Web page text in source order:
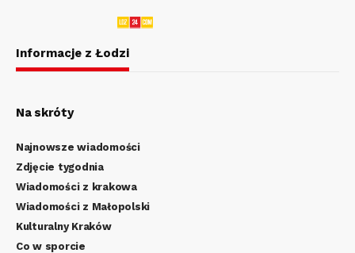
Informacje z Łodzi
Na skróty
Najnowsze wiadomości
Zdjęcie tygodnia
Wiadomości z krakowa
Wiadomości z Małopolski
Kulturalny Kraków
Co w sporcie